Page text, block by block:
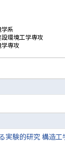
系
環境工学専攻
専攻
実験的研究 構造